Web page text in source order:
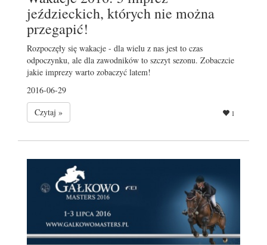
jeździeckich, których nie można
przegapić!
Rozpoczęły się wakacje - dla wielu z nas jest to czas
odpoczynku, ale dla zawodników to szczyt sezonu. Zobaczcie
jakie imprezy warto zobaczyć latem!
2016-06-29
Czytaj »
1